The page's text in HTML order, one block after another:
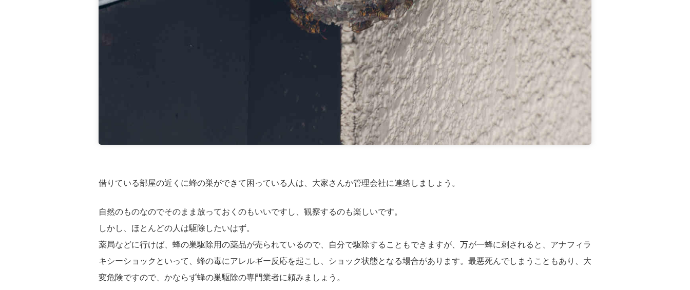
借りている部屋の近くに蜂の巣ができて困っている人は、大家さんか管理会社に連絡しましょう。
自然のものなのでそのまま放っておくのもいいですし、観察するのも楽しいです。
しかし、ほとんどの人は駆除したいはず。
薬局などに行けば、蜂の巣駆除用の薬品が売られているので、自分で駆除することもできますが、万が一蜂に刺されると、アナフィラ
キシーショックといって、蜂の毒にアレルギー反応を起こし、ショック状態となる場合があります。最悪死んでしまうこともあり、大
変危険ですので、かならず蜂の巣駆除の専門業者に頼みましょう。